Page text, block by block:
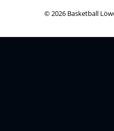
© 2026 Basketball